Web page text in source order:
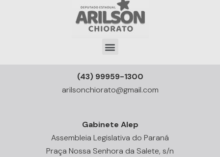
(43) 99959-1300
arilsonchiorato@gmail.com
Gabinete Alep
Assembleia Legislativa do Paraná
Praça Nossa Senhora da Salete, s/n